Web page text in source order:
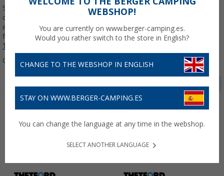
Si buscas comodidad y soluciones prácticas para tu caravana,
camper o autocaravana, Thetford es una de las marcas líderes en
el mundo del caravaning. Reconocida por sus WC químicos ,
frigoríficos , cocinas portátiles y productos deLeer más sobre
Thetford
Ordenar:
-24% -16%
WEBSHOP!
You are currently on www.berger-camping.es.
Would you rather switch to the store in English?
CHANGE TO THE WEBSHOP IN ENGLISH
STAY ON WWW.BERGER-CAMPING.ES
You can change the language at any time in the webshop.
SELECT ANOTHER LANGUAGE